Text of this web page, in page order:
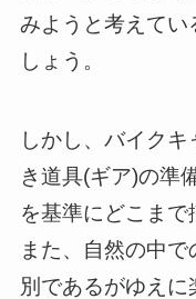
みようと考えてい
しょう。
しかし、バイク
き道具(ギア)の準
を基準にどこまで
また、自然の中
別であるがゆえに